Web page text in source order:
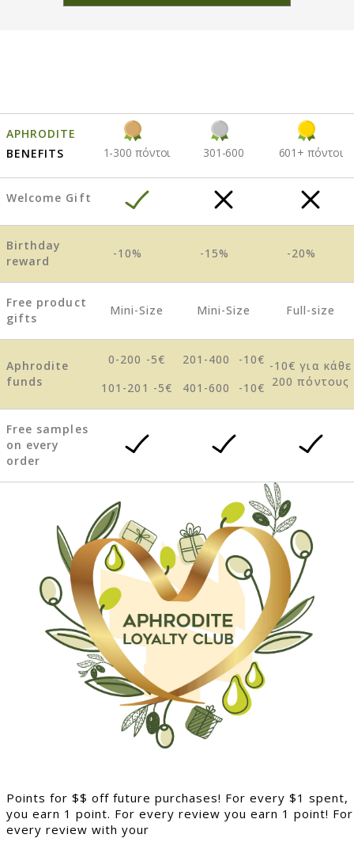
APHRODITE
BENEFITS
1-300 πόντοι 301-600 601+ πόντοι
Welcome Gift
Birthday
reward
-10% -15% -20%
Free product
gifts
Mini-Size Mini-Size Full-size
Aphrodite
funds
0-200 -5€
101-201 -5€
201-400 -10€
401-600 -10€
-10€ για κάθε
200 πόντους
Free samples
on every
order
Points for $$ off future purchases! For every $1 spent,
you earn 1 point. For every review you earn 1 point! For
every review with your